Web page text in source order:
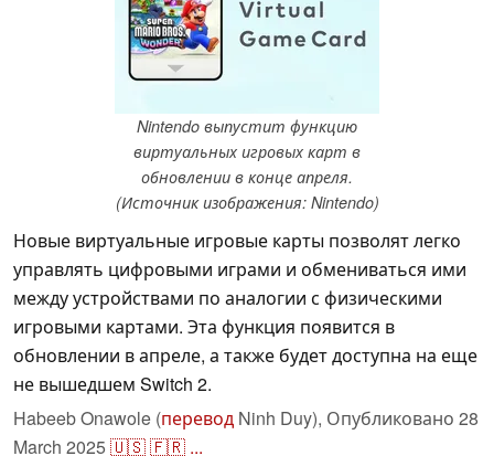
Nintendo выпустит функцию
виртуальных игровых карт в
обновлении в конце апреля.
(Источник изображения: Nintendo)
Новые виртуальные игровые карты позволят легко
управлять цифровыми играми и обмениваться ими
между устройствами по аналогии с физическими
игровыми картами. Эта функция появится в
обновлении в апреле, а также будет доступна на еще
не вышедшем Switch 2.
Habeeb Onawole (перевод Ninh Duy), Опубликовано 28
March 2025🇺🇸🇫🇷 ...